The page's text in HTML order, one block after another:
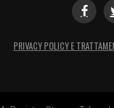
PRIVACY POLICY E